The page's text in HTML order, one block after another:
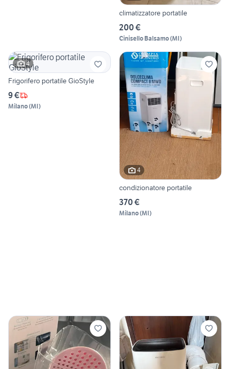
climatizzatore portatile
200 €
Cinisello Balsamo(MI)
4
Frigorifero portatile GioStyle
9 €
Milano(MI)
4
condizionatore portatile
370 €
Milano(MI)